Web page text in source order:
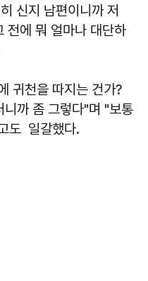
신지 남편이니까 저
전에 뭐 얼마나 대단하
귀천을 따지는 건가?
까 좀 그렇다"며 "보통
도 일갈했다.